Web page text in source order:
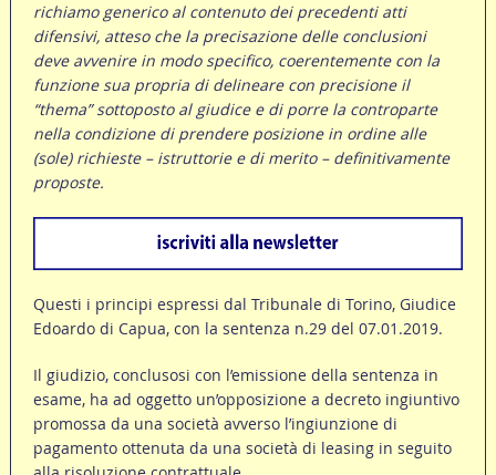
richiamo generico al contenuto dei precedenti atti
difensivi, atteso che la precisazione delle conclusioni
deve avvenire in modo specifico, coerentemente con la
funzione sua propria di delineare con precisione il
“thema” sottoposto al giudice e di porre la controparte
nella condizione di prendere posizione in ordine alle
(sole) richieste – istruttorie e di merito – definitivamente
proposte.
Questi i principi espressi dal Tribunale di Torino, Giudice
Edoardo di Capua, con la sentenza n.29 del 07.01.2019.
Il giudizio, conclusosi con l’emissione della sentenza in
esame, ha ad oggetto un’opposizione a decreto ingiuntivo
promossa da una società avverso l’ingiunzione di
pagamento ottenuta da una società di leasing in seguito